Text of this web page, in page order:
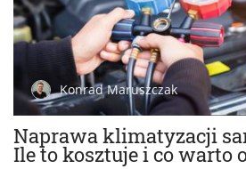
Naprawa klimatyzacji
Ile to kosztuje i co warto
Konrad Maruszczak